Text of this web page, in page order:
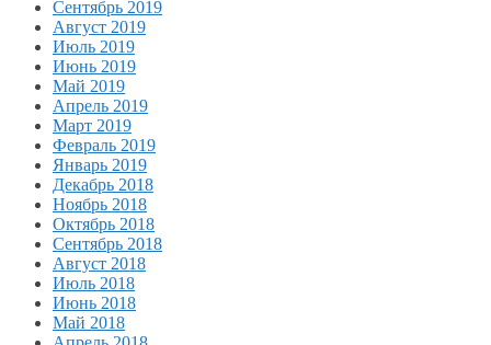
Сентябрь 2019
Август 2019
Июль 2019
Июнь 2019
Май 2019
Апрель 2019
Март 2019
Февраль 2019
Январь 2019
Декабрь 2018
Ноябрь 2018
Октябрь 2018
Сентябрь 2018
Август 2018
Июль 2018
Июнь 2018
Май 2018